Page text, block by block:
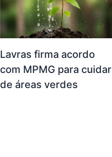
Lavras firma acordo
com MPMG para cuidar
de áreas verdes